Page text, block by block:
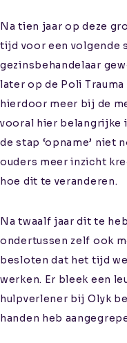
Na tien jaar op deze
tijd voor een volgende
gezinsbehandelaar
later op de Poli Trauma
hierdoor meer bij de
vooral hier belangrijke
de stap ‘opname’ niet
ouders meer inzicht
hoe dit te veranderen.
Na twaalf jaar dit te
ondertussen zelf ook
besloten dat het tijd
werken. Er bleek een
hulpverlener bij Olyk
handen heb